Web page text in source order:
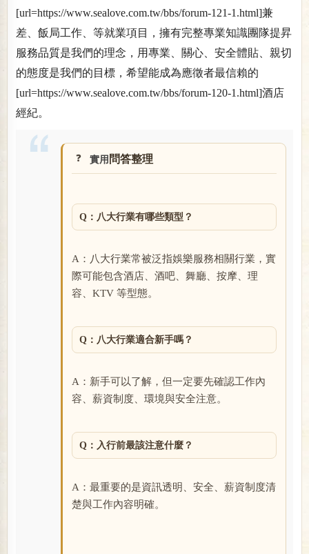
[url=https://www.sealove.com.tw/bbs/forum-121-1.html]兼
差、飯局工作、等就業項目，擁有完整專業知識團隊提昇
服務品質是我們的理念，用專業、關心、安全體貼、親切
的態度是我們的目標，希望能成為應徵者最信賴的
[url=https://www.sealove.com.tw/bbs/forum-120-1.html]酒店
經紀。
實用 問答整理
Q：八大行業有哪些類型？
A：八大行業常被泛指娛樂服務相關行業，實
際可能包含酒店、酒吧、舞廳、按摩、理
容、KTV 等型態。
Q：八大行業適合新手嗎？
A：新手可以了解，但一定要先確認工作內
容、薪資制度、環境與安全注意。
Q：入行前最該注意什麼？
A：最重要的是資訊透明、安全、薪資制度清
楚與工作內容明確。